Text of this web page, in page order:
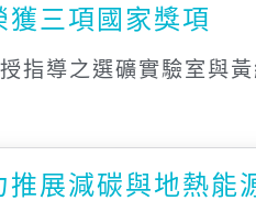
三項國家獎項
指導之選礦實驗室與
展減碳與地熱能